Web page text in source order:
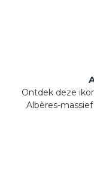
Ontdek deze
Albères-